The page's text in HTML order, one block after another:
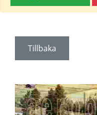
Tillbaka